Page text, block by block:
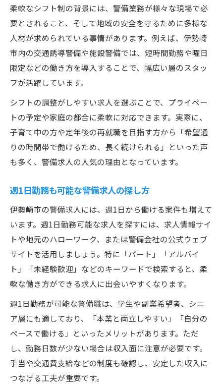
柔軟なシフト制の背景には、警備業務が様々な現場で必
要とされること、そして地域の安全を守るために多様な
人材が求められている事情があります。例えば、伊勢崎
市内の交通誘導警備や施設警備では、短時間勤務や曜日
限定などの働き方を導入することで、幅広い層のスタッ
フが活躍しています。
シフトの調整がしやすい求人を選ぶことで、プライベー
トの予定や家庭の都合に柔軟に対応できます。実際に、
子育て中の方や定年後の再就職を目指す方から「希望通
りの時間帯で働けるため、長く続けられる」といった声
も多く、警備求人の人気の理由となっています。
週1日勤務も可能な警備求人の探し方
伊勢崎市の警備求人には、週1日から働ける案件も増えて
います。週1日勤務可能な求人を探すには、求人情報サイ
トや地元のハローワーク、または警備会社の公式ウェブ
サイトを活用しましょう。特に「パート」「アルバイ
ト」「未経験歓迎」などのキーワードで検索すると、柔
軟な働き方ができる求人に出会いやすくなります。
週1日勤務が可能な警備職は、学生や副業希望者、シニ
ア層にも適しており、「本業と両立しやすい」「自分の
ペースで働ける」といったメリットがあります。ただ
し、勤務日数が少ない場合は収入面に注意が必要です。
手当や交通費支給などの制度も確認し、安定した収入に
つなげる工夫が重要です。